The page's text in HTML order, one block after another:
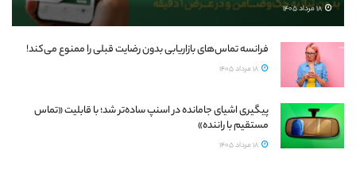
18 مرداد 1405
فرانسه تماس‌های بازاریابی بدون رضایت قبلی را ممنوع می‌کند!
پیگیری اشیای جامانده در اسنپ ساده‌تر شد؛ با قابلیت «تماس
مستقیم با راننده»